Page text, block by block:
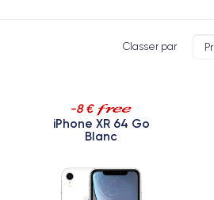
Classer par
-8 €
iPhone XR 64 Go
Blanc